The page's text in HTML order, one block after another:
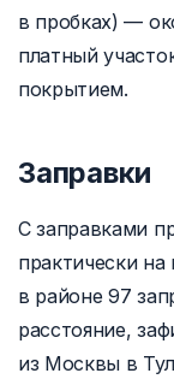
в пробках) —
платный
покрытием.
Заправки
С заправками
практически
в районе 97
расстояние,
из Москвы в